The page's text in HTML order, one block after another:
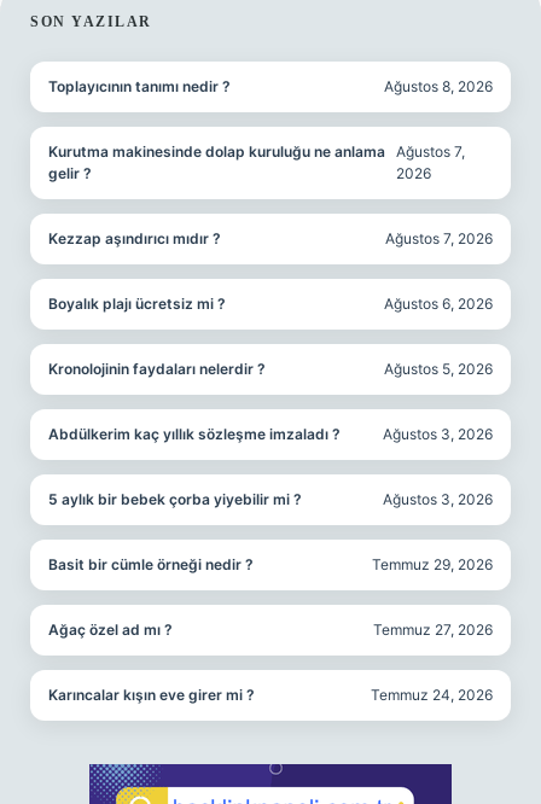
SIDEBAR
SON YAZILAR
Toplayıcının tanımı nedir ? Ağustos 8, 2026
Kurutma makinesinde dolap kuruluğu ne anlama
gelir ?
Ağustos 7,
2026
Kezzap aşındırıcı mıdır ? Ağustos 7, 2026
Boyalık plajı ücretsiz mi ? Ağustos 6, 2026
Kronolojinin faydaları nelerdir ? Ağustos 5, 2026
Abdülkerim kaç yıllık sözleşme imzaladı ? Ağustos 3, 2026
5 aylık bir bebek çorba yiyebilir mi ? Ağustos 3, 2026
Basit bir cümle örneği nedir ? Temmuz 29, 2026
Ağaç özel ad mı ? Temmuz 27, 2026
Karıncalar kışın eve girer mi ? Temmuz 24, 2026